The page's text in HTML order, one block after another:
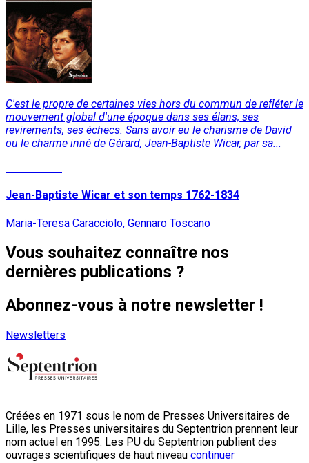
C'est le propre de certaines vies hors du commun de refléter le
mouvement global d'une époque dans ses élans, ses
revirements, ses échecs. Sans avoir eu le charisme de David
ou le charme inné de Gérard, Jean-Baptiste Wicar, par sa...
Jean-Baptiste Wicar et son temps 1762-1834
Maria-Teresa Caracciolo, Gennaro Toscano
Vous souhaitez connaître nos
dernières publications ?
Abonnez-vous à notre newsletter !
Newsletters
Créées en 1971 sous le nom de Presses Universitaires de
Lille, les Presses universitaires du Septentrion prennent leur
nom actuel en 1995. Les PU du Septentrion publient des
ouvrages scientifiques de haut niveau continuer